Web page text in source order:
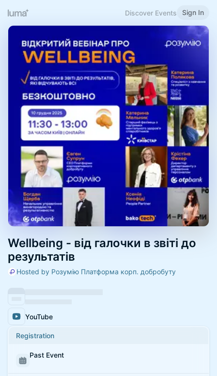
Discover Events Sign In
Wellbeing - від галочки в звіті до
результатів
Hosted by Розумію Платформа корп. добробуту
YouTube
Registration
Past Event